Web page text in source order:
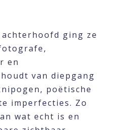
ging ze
en
van diepgang
poëtische
imperfecties. Zo
wat echt is en